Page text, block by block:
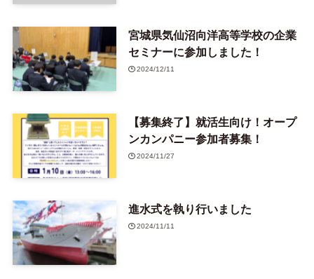
宮城県気仙沼向洋高等学校の企業
セミナーに参加しました！
2024/12/11
【募集終了】就活生向け！オープ
ンカンパニー参加者募集！
2024/11/27
進水式を執り行いました
2024/11/11